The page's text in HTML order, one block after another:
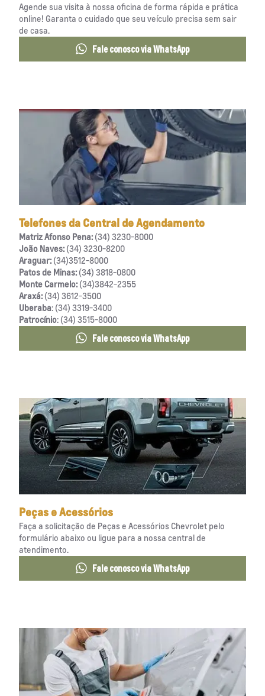
Agende sua visita à nossa oficina de forma rápida e prática
online! Garanta o cuidado que seu veículo precisa sem sair
de casa.
Fale conosco via WhatsApp
Telefones da Central de Agendamento
Matriz Afonso Pena: (34) 3230-8000
João Naves: (34) 3230-8200
Araguar: (34)3512-8000
Patos de Minas: (34) 3818-0800
Monte Carmelo: (34)3842-2355
Araxá: (34) 3612-3500
Uberaba: (34) 3319-3400
Patrocínio: (34) 3515-8000
Fale conosco via WhatsApp
Peças e Acessórios
Faça a solicitação de Peças e Acessórios Chevrolet pelo
formulário abaixo ou ligue para a nossa central de
atendimento.
Fale conosco via WhatsApp